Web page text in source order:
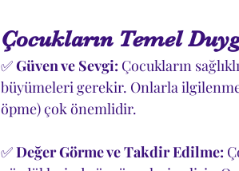
Çocukların Temel
✅ Güven ve Sevgi: Çocukların
büyümeleri gerekir. Onlarla
öpme) çok önemlidir.
✅ Değer Görme ve Takdir Edilme: